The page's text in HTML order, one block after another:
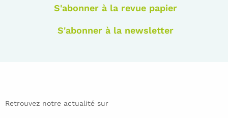
S'abonner à la revue papier
S'abonner à la newsletter
Retrouvez notre actualité sur